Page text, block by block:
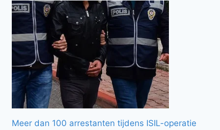
Meer dan 100 arrestanten tijdens ISIL-operatie